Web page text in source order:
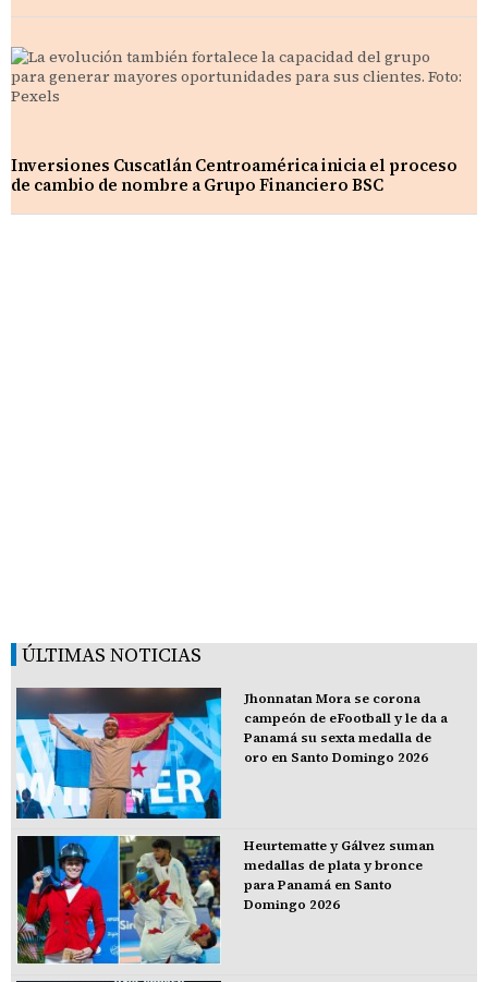
Inversiones Cuscatlán Centroamérica inicia el proceso
de cambio de nombre a Grupo Financiero BSC
ÚLTIMAS NOTICIAS
Jhonnatan Mora se corona
campeón de eFootball y le da a
Panamá su sexta medalla de
oro en Santo Domingo 2026
Heurtematte y Gálvez suman
medallas de plata y bronce
para Panamá en Santo
Domingo 2026